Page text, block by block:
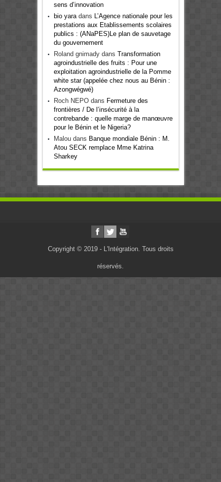
sens d’innovation
bio yaradans
L’Agence nationale pour les
prestations aux Etablissements scolaires
publics : (ANaPES)Le plan de sauvetage
du gouvernement
Roland gnimadydans Transformation
agroindustrielle des fruits : Pour une
exploitation agroindustrielle de la Pomme
white star (appelée chez nous au Bénin :
Azongwégwé)
Roch NEPOdans Fermeture des
frontières / De l’insécurité à la
contrebande : quelle marge de manœuvre
pour le Bénin et le Nigeria?
Maloudans Banque mondiale Bénin : M.
Atou SECK remplace Mme Katrina
Sharkey
Copyright © 2019 - L'Intégration. Tous droits
réservés.